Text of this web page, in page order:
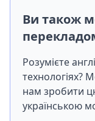
Ви також
Розумієте
технологіях?
нам зробити
українською